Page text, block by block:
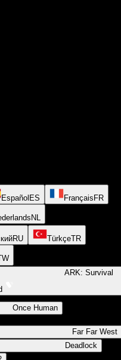
Español ES Français FR
NL
RU TürkçeTR
ARK: Survival
Once Human
Far Far West
Deadlock